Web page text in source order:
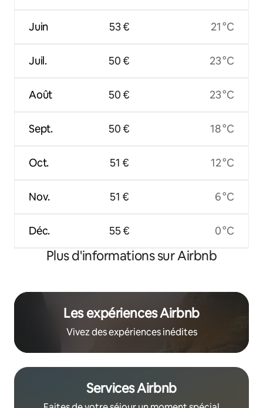
Juin
Juil.
Août
Sept.
Oct.
Nov.
Déc.
53 €
50 €
50 €
50 €
51 €
51 €
55 €
21 °C
23 °C
23 °C
18 °C
12 °C
6 °C
0 °C
Plus d'informations sur Airbnb
Les expériences Airbnb
Vivez des expériences inédites
Services Airbnb